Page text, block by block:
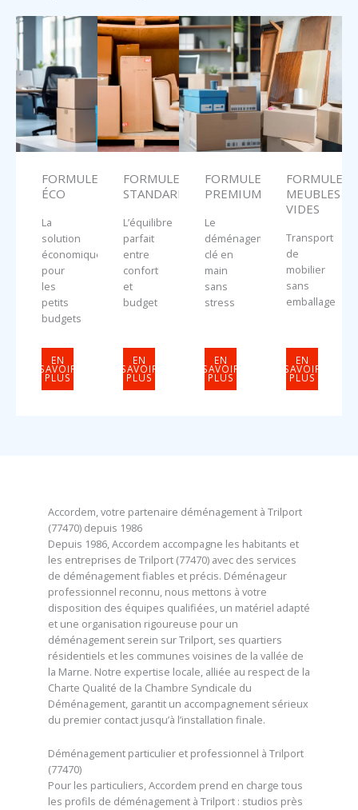
FORMULE
ÉCO
La
solution
économique
pour
les
petits
budgets
EN
SAVOIR
PLUS
FORMULE
STANDARD
L’équilibre
parfait
entre
confort
et
budget
EN
SAVOIR
PLUS
FORMULE
PREMIUM
Le
déménagement
clé en
main
sans
stress
EN
SAVOIR
PLUS
FORMULE
MEUBLES
VIDES
Transport
de
mobilier
sans
emballage
EN
SAVOIR
PLUS
Accordem, votre partenaire déménagement à Trilport
(77470) depuis 1986
Depuis 1986, Accordem accompagne les habitants et
les entreprises de Trilport (77470) avec des services
de déménagement fiables et précis. Déménageur
professionnel reconnu, nous mettons à votre
disposition des équipes qualifiées, un matériel adapté
et une organisation rigoureuse pour un
déménagement serein sur Trilport, ses quartiers
résidentiels et les communes voisines de la vallée de
la Marne. Notre expertise locale, alliée au respect de la
Charte Qualité de la Chambre Syndicale du
Déménagement, garantit un accompagnement sérieux
du premier contact jusqu’à l’installation finale.
Déménagement particulier et professionnel à Trilport
(77470)
Pour les particuliers, Accordem prend en charge tous
les profils de déménagement à Trilport : studios près